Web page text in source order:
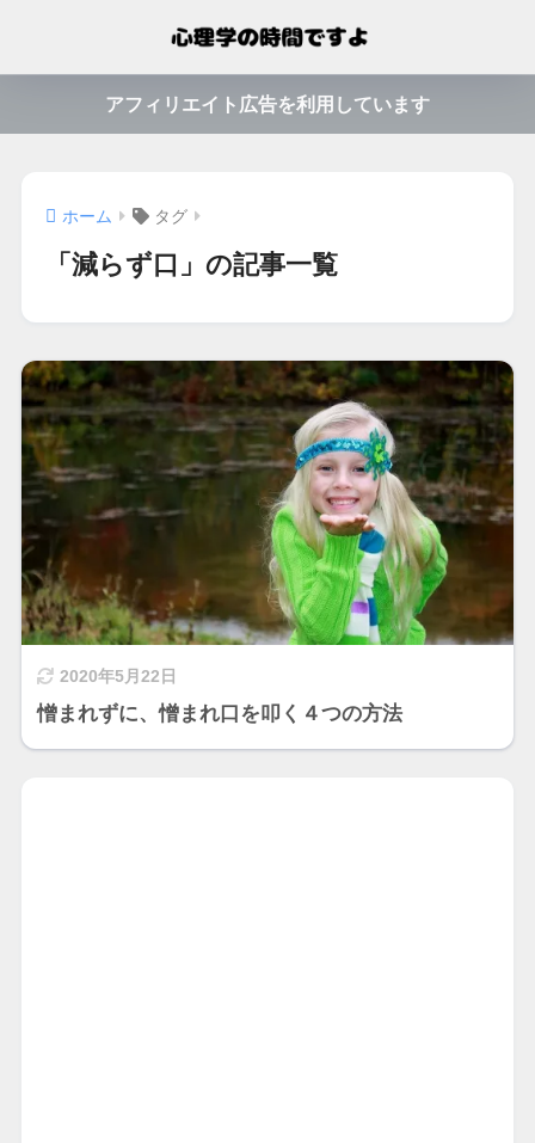
アフィリエイト広告を利用しています
ホーム タグ
「減らず口」の記事一覧
2020年5月22日
憎まれずに、憎まれ口を叩く４つの方法